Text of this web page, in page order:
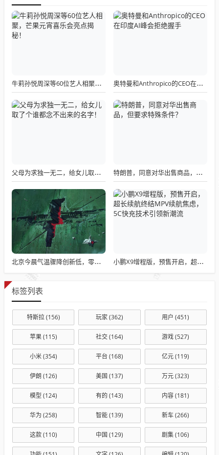
牛莉孙悦周深等60位艺人相聚，芒果元宵喜乐会亮点揭秘！ 奥特曼和Anthropico的CEO在印度AI峰会拒绝握手
父母为求独一无二，给女儿取了个谁都念不出来的名字！ 特朗普，同意对华出售商品，但要求特殊条件？
北京今晨气温骤降创新低，零下0.8℃的寒冷天气 小鹏X9增程版，预售开启，超长续航终结MPV续航焦虑，5C快充技术引领新潮流
标签列表
特斯拉(156) 玩家(362) 用户 (451)
苹果(115) 社交(164) 游戏(527)
小米(354) 平台 (168) 亿元(119)
伊朗 (126) 美国 (137) 万元(323)
模型 (124) 有的 (143) 内容(181)
华为 (258) 智能(139) 新车(266)
这款(110) 中国 (129) 剧集(106)